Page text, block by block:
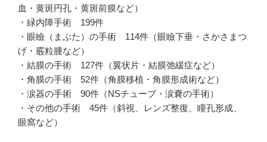
血・黄斑円孔・黄斑前膜など）
・緑内障手術 199件
・眼瞼（まぶた）の手術 114件（眼瞼下垂・さかさまつ
げ・霰粒腫など）
・結膜の手術 127件（翼状片・結膜弛緩症など）
・角膜の手術 52件（角膜移植・角膜形成術など）
・涙器の手術 90件（NSチューブ・涙嚢の手術）
・その他の手術 45件（斜視、レンズ整復、瞳孔形成、
眼窩など）